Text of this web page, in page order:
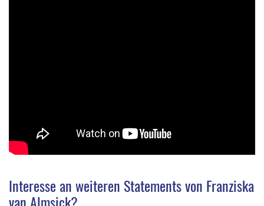
Interesse an weiteren Statements von Franziska